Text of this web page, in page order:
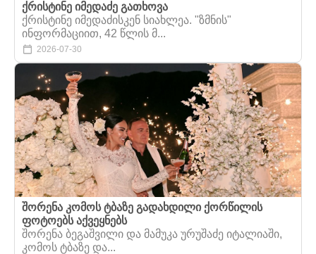
ქრისტინე იმედაძე გათხოვა
ქრისტინე იმედაძისკენ სიახლეა. "ზმნის"
ინფორმაციით, 42 წლის მ...
2026-07-30
შორენა კომოს ტბაზე გადახდილი ქორწილის
ფოტოებს აქვეყნებს
შორენა ბეგაშვილი და მამუკა ურუშაძე იტალიაში,
კომოს ტბაზე და...